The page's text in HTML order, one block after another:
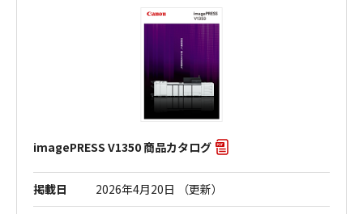
imagePRESS V1350 商品カタログ
掲載日 2026年4月20日 （更新）